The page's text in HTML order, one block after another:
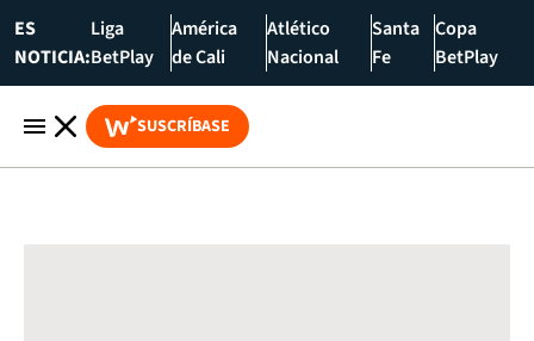
ES
NOTICIA:
Liga
BetPlay
América
de Cali
Atlético
Nacional
Santa
Fe
Copa
BetPlay
SUSCRÍBASE